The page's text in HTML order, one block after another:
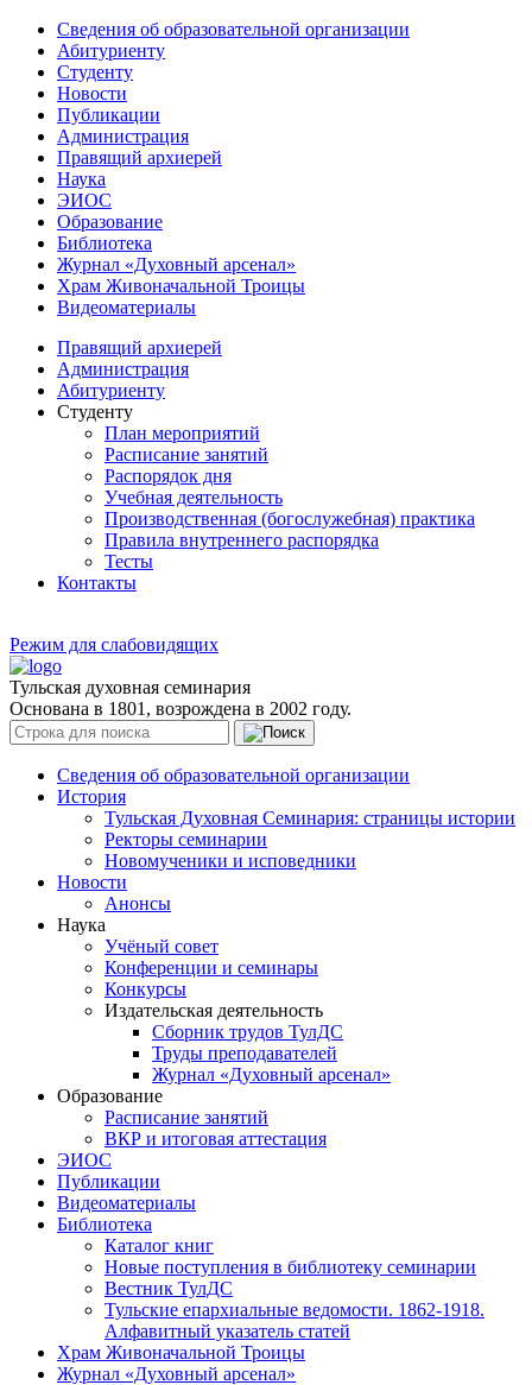
Сведения об образовательной организации
Абитуриенту
Студенту
Новости
Публикации
Администрация
Правящий архиерей
Наука
ЭИОС
Образование
Библиотека
Журнал «Духовный арсенал»
Храм Живоначальной Троицы
Видеоматериалы
Правящий архиерей
Администрация
Абитуриенту
Студенту
План мероприятий
Расписание занятий
Распорядок дня
Учебная деятельность
Производственная (богослужебная) практика
Правила внутреннего распорядка
Тесты
Контакты
Режим для слабовидящих
Тульская духовная семинария
Основана в 1801, возрождена в 2002 году.
Сведения об образовательной организации
История
Тульская Духовная Семинария: страницы истории
Ректоры семинарии
Новомученики и исповедники
Новости
Анонсы
Наука
Учёный совет
Конференции и семинары
Конкурсы
Издательская деятельность
Сборник трудов ТулДС
Труды преподавателей
Журнал «Духовный арсенал»
Образование
Расписание занятий
ВКР и итоговая аттестация
ЭИОС
Публикации
Видеоматериалы
Библиотека
Каталог книг
Новые поступления в библиотеку семинарии
Вестник ТулДС
Тульские епархиальные ведомости. 1862-1918.
Алфавитный указатель статей
Храм Живоначальной Троицы
Журнал «Духовный арсенал»